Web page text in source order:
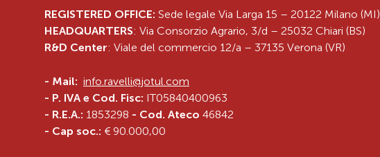
REGISTERED OFFICE: Sede legale Via Larga 15 – 20122 Milano (MI)
HEADQUARTERS: Via Consorzio Agrario, 3/d – 25032 Chiari (BS)
R&D Center: Viale del commercio 12/a – 37135 Verona (VR)
- Mail: info.ravelli@jotul.com
- P. IVA e Cod. Fisc: IT05840400963
- R.E.A.: 1853298 - Cod. Ateco 46842
- Cap soc.: € 90.000,00